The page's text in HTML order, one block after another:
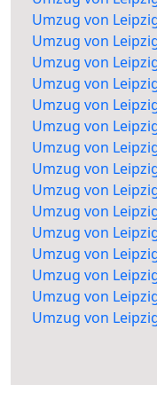
Umzug von
Umzug von
Umzug von
Umzug von
Umzug von
Umzug von
Umzug von
Umzug von
Umzug von
Umzug von
Umzug von
Umzug von
Umzug von
Umzug von
Umzug von